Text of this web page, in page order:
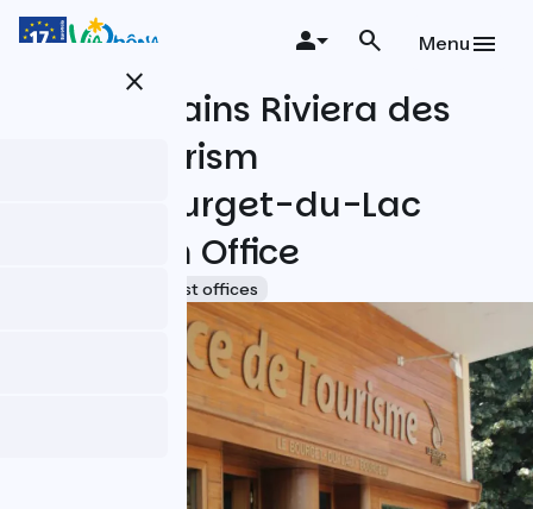
Skip
close
Menu
Aix-les-Bains Riviera des
Alpes Tourism
Office/Bourget-du-Lac
Reception Office
Tourist offices